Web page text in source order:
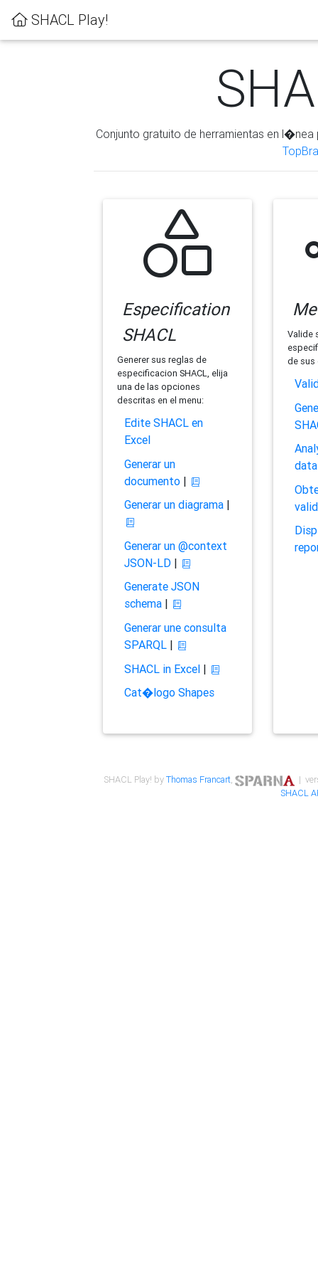
SHACL Play!
Conjunto gratuito de herramientas en
Especification
SHACL
Generer sus reglas de
especificacion SHACL, elija
una de las opciones
descritas en el menu:
Edite SHACL en
Excel
Generar un
documento|
Generar un diagrama|
Generar un @context
JSON-LD|
Generate JSON
schema|
Generar une consulta
SPARQL|
SHACL in Excel|
Cat�logo Shapes
Valide
de sus
SHACL Play! byThomas Francart,
|
SHACL